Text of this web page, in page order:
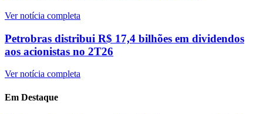
Ver notícia completa
Petrobras distribui R$ 17,4 bilhões em dividendos
aos acionistas no 2T26
Ver notícia completa
Em Destaque